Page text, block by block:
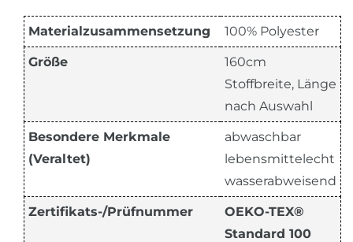
Materialzusammensetzung 100% Polyester
Größe
160cm
Stoffbreite, Länge
nach Auswahl
Besondere Merkmale
(Veraltet)
abwaschbar
lebensmittelecht
wasserabweisend
Zertifikats-/Prüfnummer
OEKO-TEX®
Standard 100